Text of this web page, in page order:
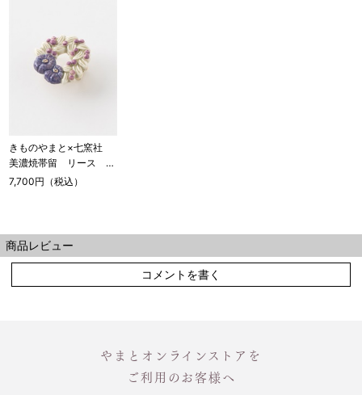
きものやまと×七窯社
美濃焼帯留 リース ワ
イン
7,700円（税込）
商品レビュー
コメントを書く
やまとオンラインストアを
ご利用のお客様へ